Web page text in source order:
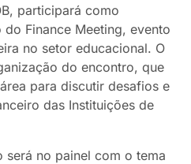
participará como
Finance Meeting, evento
no setor educacional. O
do encontro, que
para discutir desafios e
das Instituições de
será no painel com o tema